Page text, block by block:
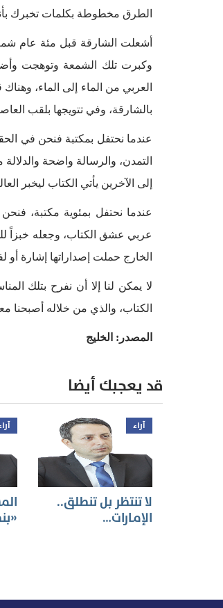
الطرق مخطوطة بكلمات تخبرك
أشعلت الشارقة قبل مئة عام
وكبرت تلك الشمعة وتوهجت
العربي من الماء إلى الماء،
بالشارقة، وفي تتويجها بلقب العاصمة
عندما نحتفل بمكتبة فنحن في
التمدن، والرسالة واضحة
إلى الآخرين يأتي الكتاب ليخبر
عندما نحتفل بمئوية مكتبة،
عربي عشق الكتاب، وجعله خبزاً
الخارج حملت إصداراتها إشارة أو
لا يمكن لنا إلا أن نفرح بتلك
الكتاب، والذي من خلاله أصبحنا
المصدر: الخليج
قد يعجبك أيضا
آراء
لا تنتظر بل تنطلق..
الإمـارات…